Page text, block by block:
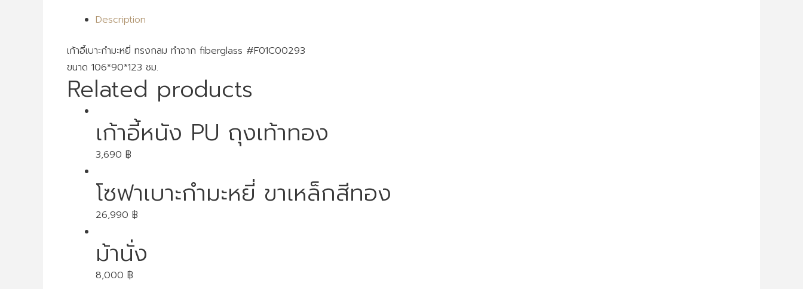
Description
เก้าอี้เบาะกำมะหยี่ ทรงกลม ทำจาก fiberglass #F01C00293
ขนาด 106*90*123 ซม.
Related products
เก้าอี้หนัง PU ถุงเท้าทอง
3,690 ฿
โซฟาเบาะกำมะหยี่ ขาเหล็กสีทอง
26,990 ฿
ม้านั่ง
8,000 ฿